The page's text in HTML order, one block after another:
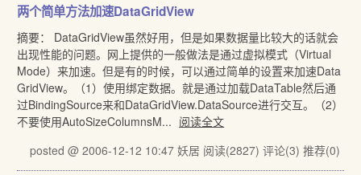
两个简单方法加速DataGridView
摘要： DataGridView虽然好用，但是如果数据量比较大的话就会
出现性能的问题。网上提供的一般做法是通过虚拟模式（Virtual
Mode）来加速。但是有的时候，可以通过简单的设置来加速Data
GridView。（1）使用绑定数据。就是通过加载DataTable然后通
过BindingSource来和DataGridView.DataSource进行交互。（2）
不要使用AutoSizeColumnsM... 阅读全文
posted @ 2006-12-12 10:47 妖居 阅读(2827) 评论(3) 推荐(0)